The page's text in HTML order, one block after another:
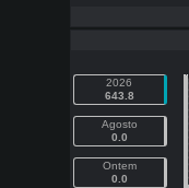
2026
643.8
Agosto
0.0
Ontem
0.0